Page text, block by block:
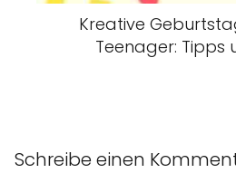
Kreative
Teenager: Tipps
Schreibe einen